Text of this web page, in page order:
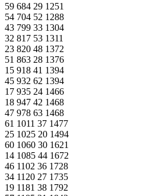
59 684 29 1251
54 704 52 1288
43 799 33 1304
32 817 53 1311
23 820 48 1372
51 863 28 1376
15 918 41 1394
45 932 62 1394
17 935 24 1466
18 947 42 1468
47 978 63 1468
61 1011 37 1477
25 1025 20 1494
60 1060 30 1621
14 1085 44 1672
46 1102 36 1728
34 1120 27 1735
19 1181 38 1792